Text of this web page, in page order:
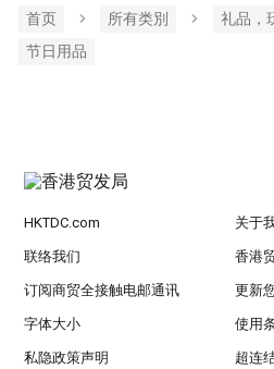
首页 所有类別
礼品，
节日用品
HKTDC.com 关于
联络我们 香港
订阅商贸全接触电邮通讯 更新
字体大小 使用
私隐政策声明 超连